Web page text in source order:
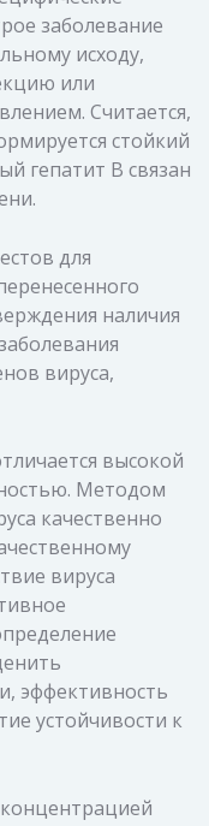
заболевание
исходу,
или
Считается,
стойкий
гепатит В связан
для
наличия
вируса,
высокой
Методом
качественно
вируса
эффективность
устойчивости к